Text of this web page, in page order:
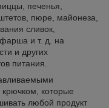
печенья,
пюре, майонеза,
сливок,
и т. д. на
и других
питания.
крючком, которые
любой продукт